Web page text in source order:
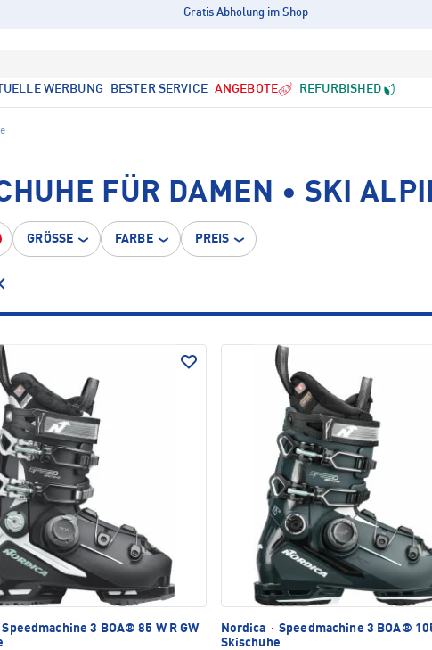
Gratis Abholung im Shop
WERBUNG BESTER SERVICE ANGEBOTE REFURBISHED
FÜR DAMEN • SKI
GRÖSSE FARBE PREIS
Speedmachine 3 BOA® 85 W R GW
Nordica · Speedmachine 3 BOA®
Skischuhe